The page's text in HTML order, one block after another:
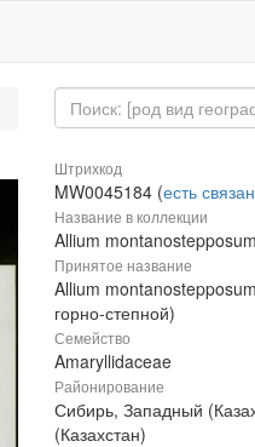
Штрихкод
MW0045184 (есть
Название в коллекции
Allium
Принятое название
Allium
горно-степной)
Семейство
Amaryllidaceae
Районирование
Сибирь, Западный
(Казахстан)